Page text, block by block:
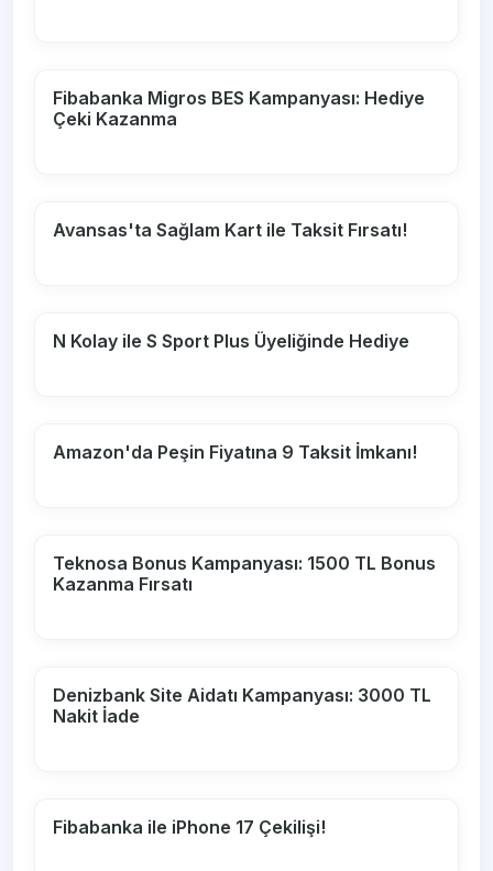
Fibabanka Migros BES Kampanyası: Hediye
Çeki Kazanma
Avansas'ta Sağlam Kart ile Taksit Fırsatı!
N Kolay ile S Sport Plus Üyeliğinde Hediye
Amazon'da Peşin Fiyatına 9 Taksit İmkanı!
Teknosa Bonus Kampanyası: 1500 TL Bonus
Kazanma Fırsatı
Denizbank Site Aidatı Kampanyası: 3000 TL
Nakit İade
Fibabanka ile iPhone 17 Çekilişi!